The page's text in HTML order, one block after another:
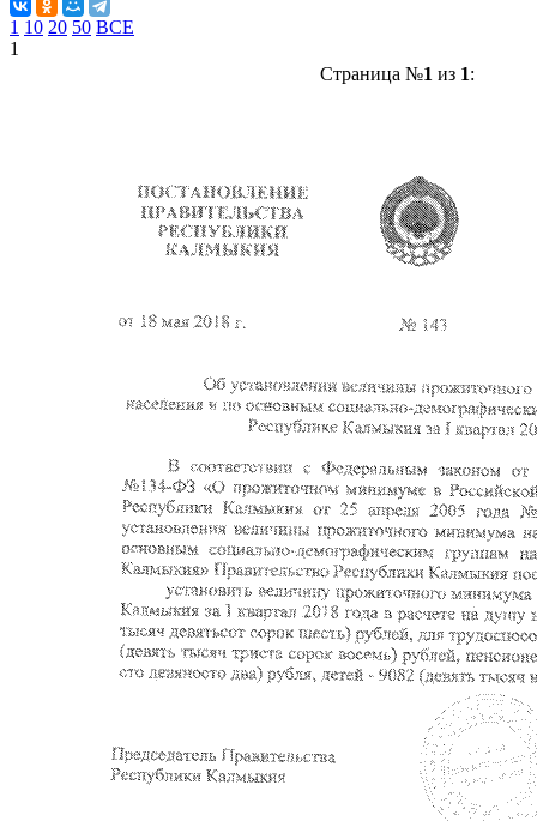
1 10 20 50 ВСЕ
1
Страница №1 из 1: